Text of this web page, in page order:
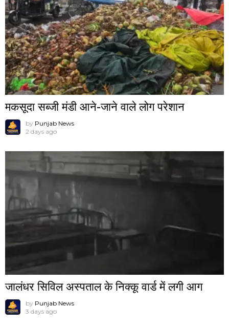
मकसूदा सब्जी मंडी आने-जाने वाले लोग परेशान
by Punjab News
2 days ago
जालंधर सिविल अस्पताल के निक्कू वार्ड में लगी आग
by Punjab News
3 days ago